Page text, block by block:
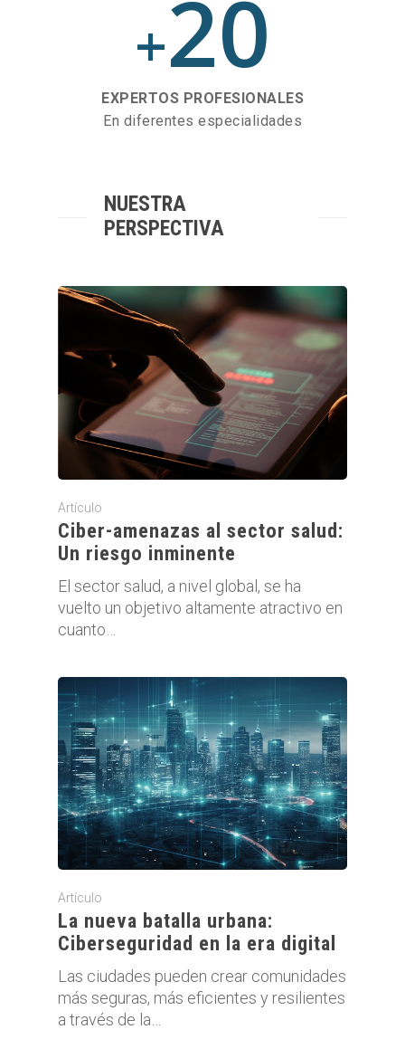
+20
EXPERTOS PROFESIONALES
En diferentes especialidades
NUESTRA
PERSPECTIVA
Artículo
Ciber-amenazas al sector salud:
Un riesgo inminente
El sector salud, a nivel global, se ha
vuelto un objetivo altamente atractivo en
cuanto…
Artículo
La nueva batalla urbana:
Ciberseguridad en la era digital
Las ciudades pueden crear comunidades
más seguras, más eficientes y resilientes
a través de la…